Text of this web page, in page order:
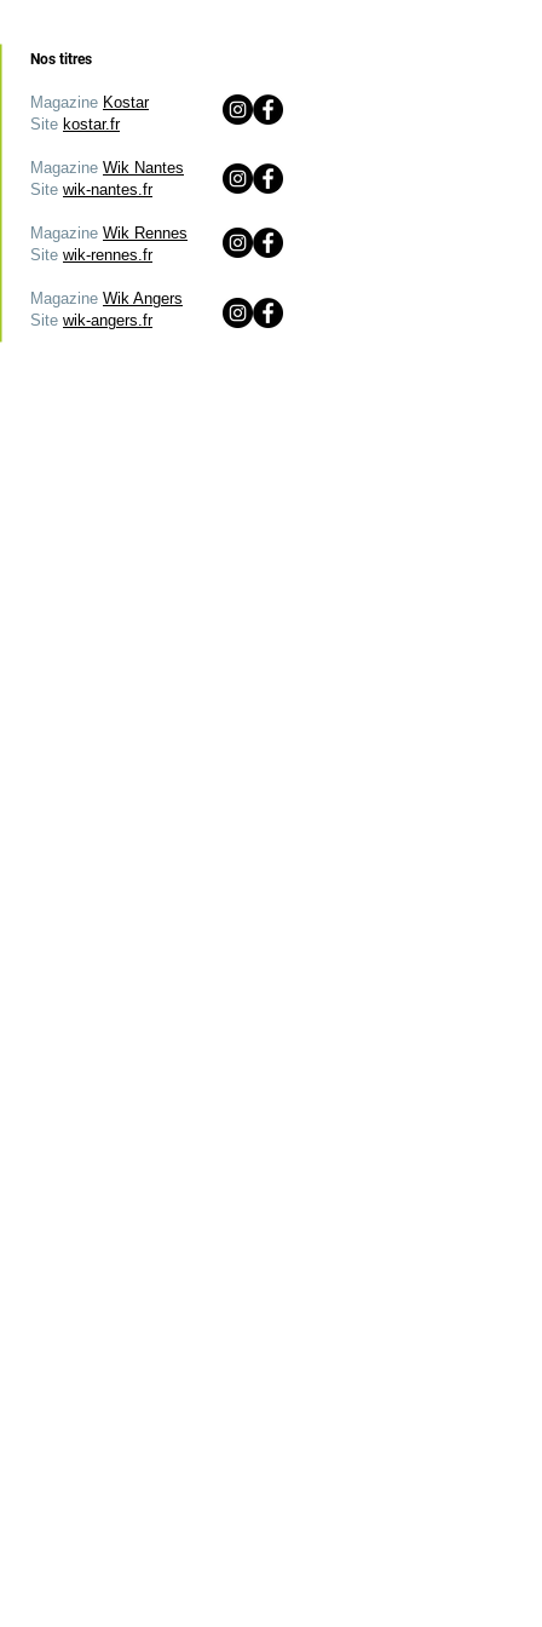
Nos titres
Magazine Kostar
Site kostar.fr
Magazine Wik Nantes
Site wik-nantes.fr
Magazine Wik Rennes
Site wik-rennes.fr
Magazine Wik Angers
Site wik-angers.fr